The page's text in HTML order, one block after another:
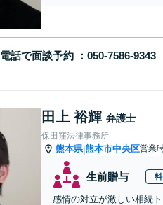
電話で面談予約
田上 裕輝 弁護士
保田窪法律事務所
熊本県|熊本市中央区営業
生前贈与
感情の対立が激しい相続